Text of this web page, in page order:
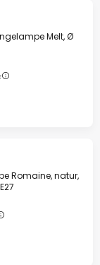
Melt, Ø
Romaine, natur,